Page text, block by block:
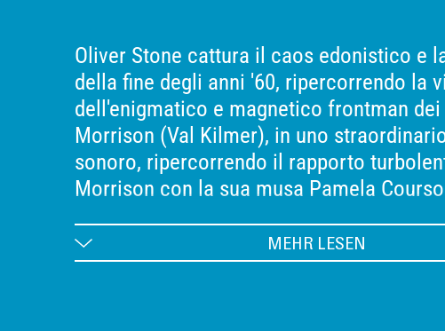
Oliver Stone cattura il caos edonistico e
della fine degli anni '60, ripercorrendo la
dell'enigmatico e magnetico frontman
Morrison (Val Kilmer), in uno
sonoro, ripercorrendo il rapporto
Morrison con la sua musa Pamela
meridionale, la sua sperimentazione delle
allucinogene e il suo interesse per
MEHR LESEN